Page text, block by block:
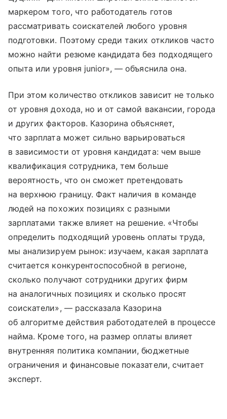
маркером того, что работодатель готов
рассматривать соискателей любого уровня
подготовки. Поэтому среди таких откликов часто
можно найти резюме кандидата без подходящего
опыта или уровня junior», — объяснила она.
При этом количество откликов зависит не только
от уровня дохода, но и от самой вакансии, города
и других факторов. Казорина объясняет,
что зарплата может сильно варьироваться
в зависимости от уровня кандидата: чем выше
квалификация сотрудника, тем больше
вероятность, что он сможет претендовать
на верхнюю границу. Факт наличия в команде
людей на похожих позициях с разными
зарплатами также влияет на решение. «Чтобы
определить подходящий уровень оплаты труда,
мы анализируем рынок: изучаем, какая зарплата
считается конкурентоспособной в регионе,
сколько получают сотрудники других фирм
на аналогичных позициях и сколько просят
соискатели», — рассказала Казорина
об алгоритме действия работодателей в процессе
найма. Кроме того, на размер оплаты влияет
внутренняя политика компании, бюджетные
ограничения и финансовые показатели, считает
эксперт.